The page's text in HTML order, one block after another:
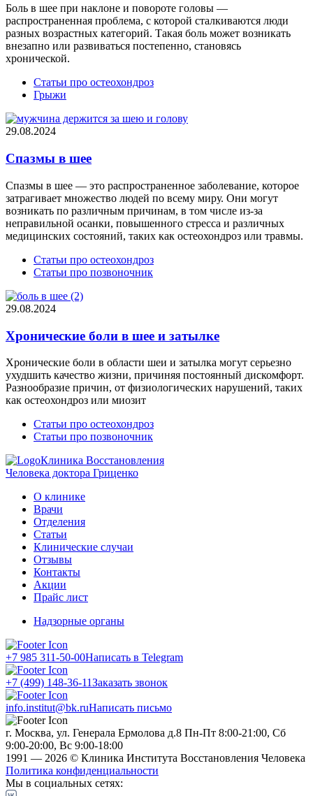
Боль в шее при наклоне и повороте головы —
распространенная проблема, с которой сталкиваются люди
разных возрастных категорий. Такая боль может возникать
внезапно или развиваться постепенно, становясь
хронической.
Статьи про остеохондроз
Грыжи
29.08.2024
Спазмы в шее
Спазмы в шее — это распространенное заболевание, которое
затрагивает множество людей по всему миру. Они могут
возникать по различным причинам, в том числе из-за
неправильной осанки, повышенного стресса и различных
медицинских состояний, таких как остеохондроз или травмы.
Статьи про остеохондроз
Статьи про позвоночник
29.08.2024
Хронические боли в шее и затылке
Хронические боли в области шеи и затылка могут серьезно
ухудшить качество жизни, причиняя постоянный дискомфорт.
Разнообразие причин, от физиологических нарушений, таких
как остеохондроз или миозит
Статьи про остеохондроз
Статьи про позвоночник
Клиника Восстановления
Человека доктора Гриценко
О клинике
Врачи
Отделения
Статьи
Клинические случаи
Отзывы
Контакты
Акции
Прайс лист
Надзорные органы
+7 985 311-50-00Написать в Telegram
+7 (499) 148-36-11Заказать звонок
info.institut@bk.ruНаписать письмо
г. Москва, ул. Генерала Ермолова д.8 Пн-Пт 8:00-21:00, Сб
9:00-20:00, Вс 9:00-18:00
1991 — 2026 © Клиника Института Восстановления Человека
Политика конфиденциальности
Мы в социальных сетях: